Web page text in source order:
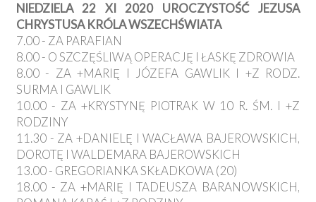
Galeria
Nowy
Staw
Kapituła
Kolegiacka
Polecane
strony
Ochrona
Małoletnich
NIEDZIELA 22 XI 2020 UROCZYSTOŚĆ JEZUSA
CHRYSTUSA KRÓLA WSZECHŚWIATA
7.00 - ZA PARAFIAN
8.00 - O SZCZĘŚLIWĄ OPERACJĘ I ŁASKĘ ZDROWIA
8.00 - ZA +MARIĘ I JÓZEFA GAWLIK I +Z RODZ.
SURMA I GAWLIK
10.00 - ZA +KRYSTYNĘ PIOTRAK W 10 R. ŚM. I +Z
RODZINY
11.30 - ZA +DANIELĘ I WACŁAWA BAJEROWSKICH,
DOROTĘ I WALDEMARA BAJEROWSKICH
13.00 - GREGORIANKA SKŁADKOWA (20)
18.00 - ZA +MARIĘ I TADEUSZA BARANOWSKICH,